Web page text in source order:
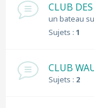
CLUB
un bateau
Sujets : 1
CLUB
Sujets : 2